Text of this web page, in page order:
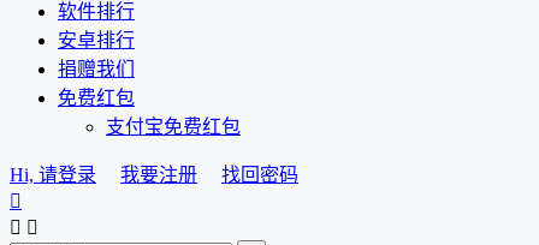
软件排行
安卓排行
捐赠我们
免费红包
支付宝免费红包
Hi, 请登录 我要注册
找回密码

 